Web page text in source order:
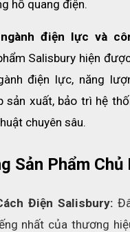
hồ quang điện.
điện lực và
Salisbury hiện
điện lực, năng
sản xuất, bảo trì hệ
chuyên sâu.
Sản Phẩm Chủ
Điện Salisbury:
nhất của thương